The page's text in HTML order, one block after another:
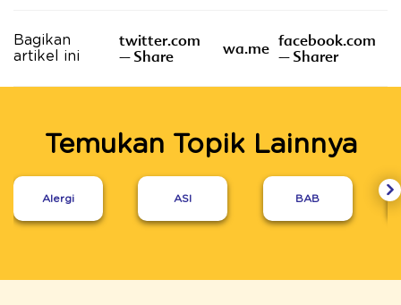
Bagikan
artikel ini
twitter.com
– Share
wa.me facebook.com
– Sharer
Temukan Topik Lainnya
Alergi ASI BAB